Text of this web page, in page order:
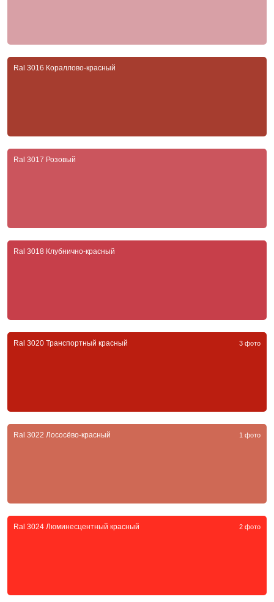
Ral 3016 Кораллово-красный
Ral 3017 Розовый
Ral 3018 Клубнично-красный
Ral 3020 Транспортный красный 3 фото
Ral 3022 Лососёво-красный 1 фото
Ral 3024 Люминесцентный красный 2 фото